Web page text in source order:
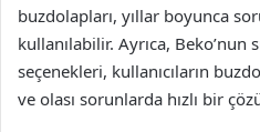
buzdolapları, yıllar boyunca
kullanılabilir. Ayrıca,
seçenekleri, kullanıcıların
ve olası sorunlarda hızlı bir